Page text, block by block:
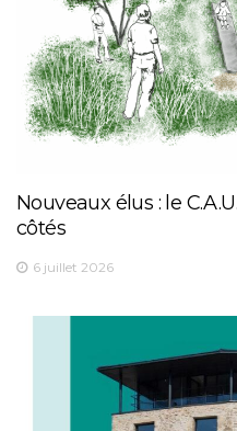
Nouveaux élus : le
côtés
6 juillet 2026